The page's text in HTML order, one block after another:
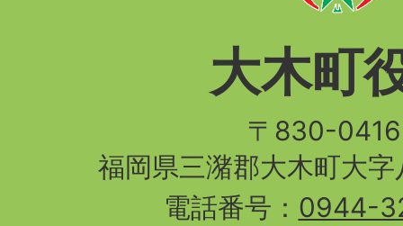
大木町
〒830-
福岡県三潴郡大木町大
電話番号： 0944-